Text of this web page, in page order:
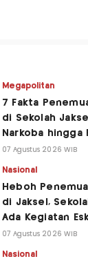
Megapolitan
7 Fakta
di Sekolah
Narkoba hingga
07 Agustus 2026 WIB
Nasional
Heboh
di Jaksel,
Ada Kegiatan
07 Agustus 2026 WIB
Nasional